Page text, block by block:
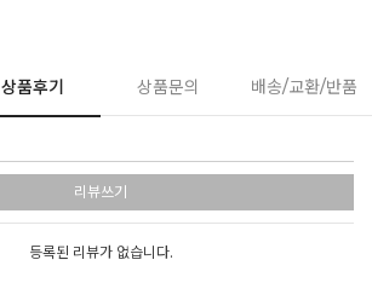
상품후기 상품문의 배송/교환/반품
리뷰쓰기
등록된 리뷰가 없습니다.